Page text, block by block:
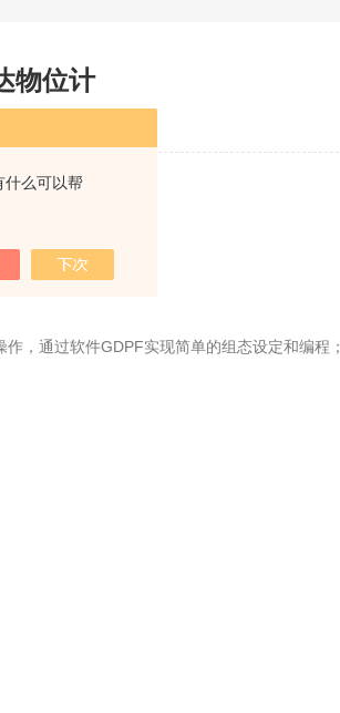
什么可以帮
物位计
：3228
，通过软件GDPF实现简单的组态设定和编程；